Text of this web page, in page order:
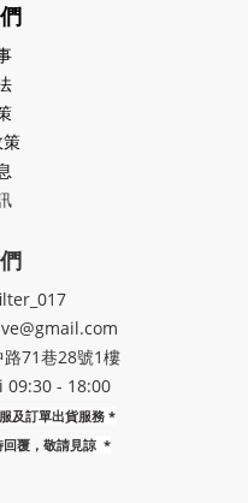
71巷28號1樓
09:30 - 18:00
及訂單出貨服務 *
覆，敬請見諒 *